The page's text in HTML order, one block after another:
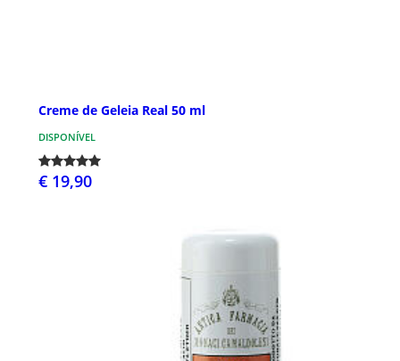
Creme de Geleia Real 50 ml
DISPONÍVEL
€ 19,90